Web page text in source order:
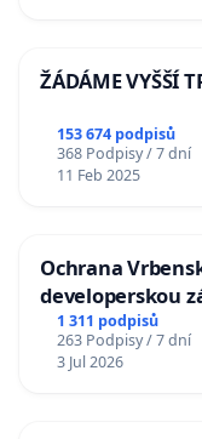
ŽÁDÁME VYŠŠÍ
153 674 podpisů
368 Podpisy / 7 dní
11 Feb 2025
Ochrana
developerskou
1 311 podpisů
263 Podpisy / 7 dní
3 Jul 2026